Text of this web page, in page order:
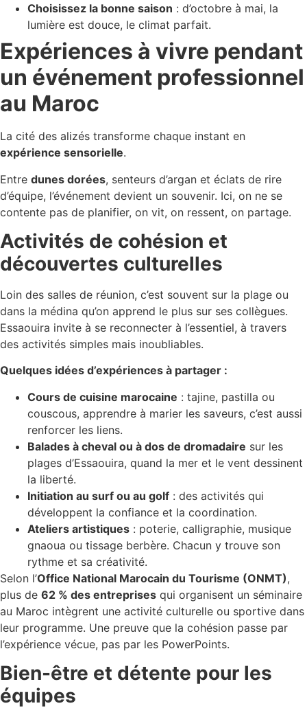
Choisissez la bonne saison : d’octobre à mai, la
lumière est douce, le climat parfait.
Expériences à vivre pendant
un événement professionnel
au Maroc
La cité des alizés transforme chaque instant en
expérience sensorielle.
Entre dunes dorées, senteurs d’argan et éclats de rire
d’équipe, l’événement devient un souvenir. Ici, on ne se
contente pas de planifier, on vit, on ressent, on partage.
Activités de cohésion et
découvertes culturelles
Loin des salles de réunion, c’est souvent sur la plage ou
dans la médina qu’on apprend le plus sur ses collègues.
Essaouira invite à se reconnecter à l’essentiel, à travers
des activités simples mais inoubliables.
Quelques idées d’expériences à partager :
Cours de cuisine marocaine : tajine, pastilla ou
couscous, apprendre à marier les saveurs, c’est aussi
renforcer les liens.
Balades à cheval ou à dos de dromadaire sur les
plages d’Essaouira, quand la mer et le vent dessinent
la liberté.
Initiation au surf ou au golf : des activités qui
développent la confiance et la coordination.
Ateliers artistiques : poterie, calligraphie, musique
gnaoua ou tissage berbère. Chacun y trouve son
rythme et sa créativité.
Selon l’Office National Marocain du Tourisme (ONMT),
plus de 62 % des entreprises qui organisent un séminaire
au Maroc intègrent une activité culturelle ou sportive dans
leur programme. Une preuve que la cohésion passe par
l’expérience vécue, pas par les PowerPoints.
Bien-être et détente pour les
équipes